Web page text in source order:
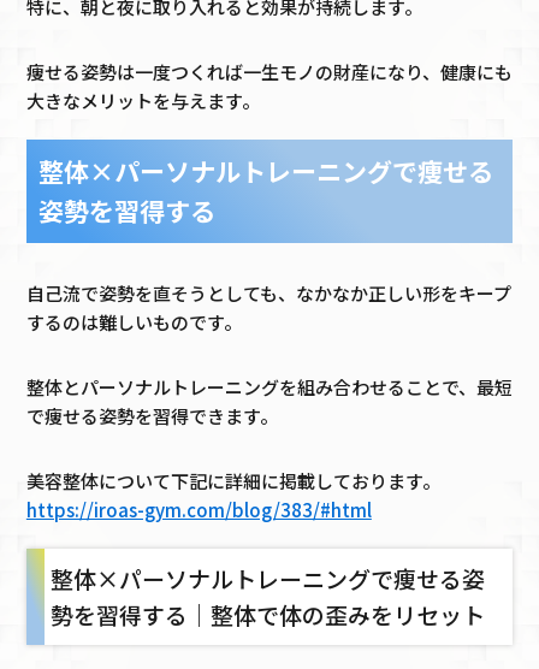
特に、朝と夜に取り入れると効果が持続します。
痩せる姿勢は一度つくれば一生モノの財産になり、健康にも
大きなメリットを与えます。
整体×パーソナルトレーニングで痩せる
姿勢を習得する
自己流で姿勢を直そうとしても、なかなか正しい形をキープ
するのは難しいものです。
整体とパーソナルトレーニングを組み合わせることで、最短
で痩せる姿勢を習得できます。
美容整体について下記に詳細に掲載しております。
https://iroas-gym.com/blog/383/#html
整体×パーソナルトレーニングで痩せる姿
勢を習得する｜整体で体の歪みをリセット